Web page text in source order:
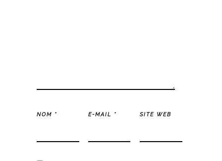
NOM * E-MAIL * SITE WEB